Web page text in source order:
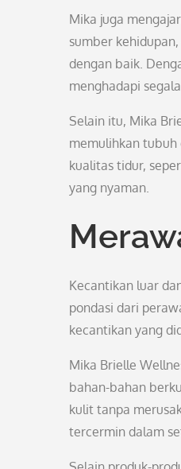
Mika juga
sumber
dengan baik.
menghadapi
Selain itu, Mika
memulihkan
kualitas tidur,
yang nyaman.
Kecantikan luar
pondasi dari
kecantikan yang
Mika Brielle
bahan-bahan
kulit tanpa
tercermin dalam